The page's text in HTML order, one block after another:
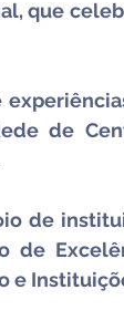
que
de
de
de
e